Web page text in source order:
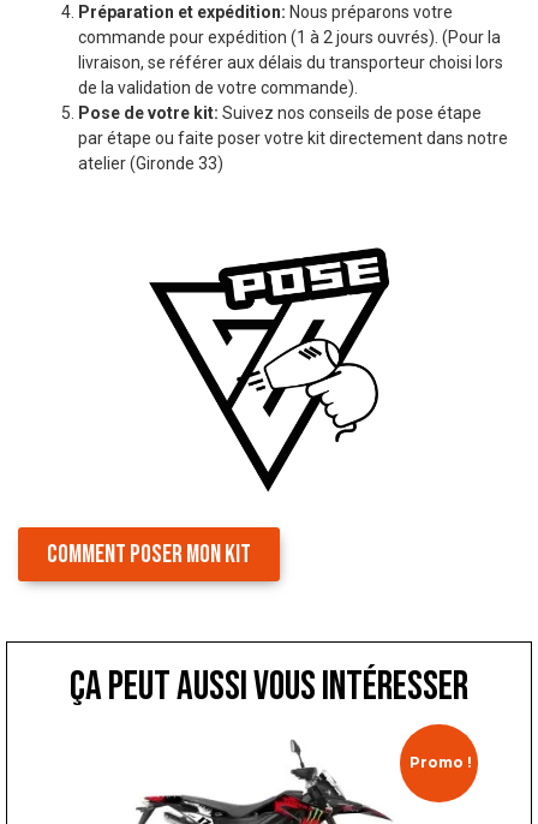
Préparation et expédition: Nous préparons votre
commande pour expédition (1 à 2 jours ouvrés). (Pour la
livraison, se référer aux délais du transporteur choisi lors
de la validation de votre commande).
Pose de votre kit: Suivez nos conseils de pose étape
par étape ou faite poser votre kit directement dans notre
atelier (Gironde 33)
COMMENT POSER MON KIT
ça peut aussi vous intéresser
Promo !